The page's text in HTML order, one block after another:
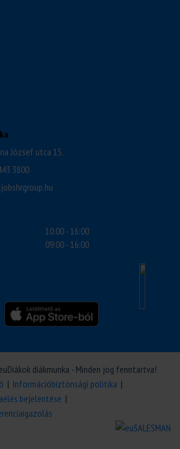
József utca 15.
3800
10:00 - 16:00
09:00 - 16:00
diákmunka - Minden jog fenntartva!
| Információbiztonsági politika |
bejelentése |